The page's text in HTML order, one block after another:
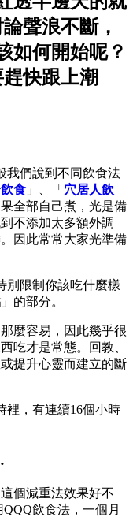
聲浪不斷，
如何開始呢？
快跟上潮
我們說到不同飲食法
食 」、「 穴居人飲
全部自己煮，光是備
不添加太多額外調
因此常常大家光準備
別限制你該吃什麼樣
」的部分。
麼容易，因此幾乎很
吃才是常態。回教、
提升心靈而建立的斷
裡，有連續16個小時
個減重法效果好不
飲食法，一個月